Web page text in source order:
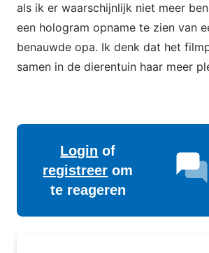
als ik er waarschijnlijk niet meer
een hologram opname te zien van
benauwde opa. Ik denk dat het
samen in de dierentuin haar meer
Login of
registreer om
te reageren